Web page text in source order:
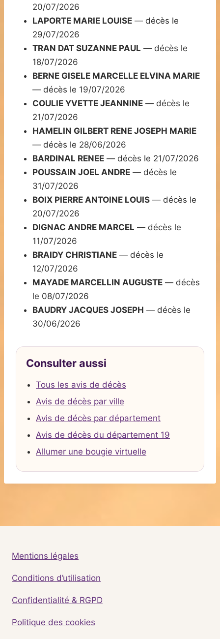
20/07/2026
LAPORTE MARIE LOUISE — décès le
29/07/2026
TRAN DAT SUZANNE PAUL — décès le
18/07/2026
BERNE GISELE MARCELLE ELVINA MARIE
— décès le 19/07/2026
COULIE YVETTE JEANNINE — décès le
21/07/2026
HAMELIN GILBERT RENE JOSEPH MARIE
— décès le 28/06/2026
BARDINAL RENEE — décès le 21/07/2026
POUSSAIN JOEL ANDRE — décès le
31/07/2026
BOIX PIERRE ANTOINE LOUIS — décès le
20/07/2026
DIGNAC ANDRE MARCEL — décès le
11/07/2026
BRAIDY CHRISTIANE — décès le
12/07/2026
MAYADE MARCELLIN AUGUSTE — décès
le 08/07/2026
BAUDRY JACQUES JOSEPH — décès le
30/06/2026
Consulter aussi
Tous les avis de décès
Avis de décès par ville
Avis de décès par département
Avis de décès du département 19
Allumer une bougie virtuelle
Mentions légales
Conditions d’utilisation
Confidentialité & RGPD
Politique des cookies